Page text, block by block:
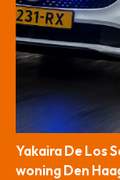
Yakaira De Los
woning Den